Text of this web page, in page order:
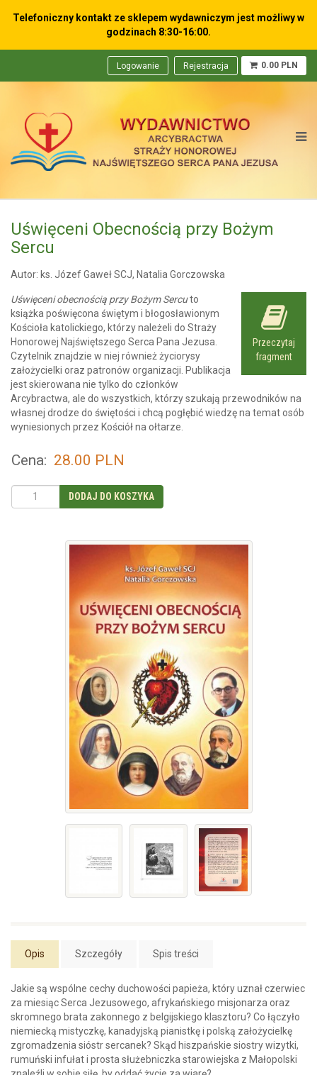
Telefoniczny kontakt ze sklepem wydawniczym jest możliwy w
godzinach 8:30-16:00.
Logowanie Rejestracja 0.00 PLN
Uświęceni Obecnością przy Bożym
Sercu
Autor: ks. Józef Gaweł SCJ, Natalia Gorczowska
Przeczytaj
fragment
Uświęceni obecnością przy Bożym Sercuto
książka poświęcona świętym i błogosławionym
Kościoła katolickiego, którzy należeli do Straży
Honorowej Najświętszego Serca Pana Jezusa.
Czytelnik znajdzie w niej również życiorysy
założycielki oraz patronów organizacji. Publikacja
jest skierowana nie tylko do członków
Arcybractwa, ale do wszystkich, którzy szukają przewodników na
własnej drodze do świętości i chcą pogłębić wiedzę na temat osób
wyniesionych przez Kościół na ołtarze.
Cena: 28.00 PLN
Opis Szczegóły Spis treści
Jakie są wspólne cechy duchowości papieża, który uznał czerwiec
za miesiąc Serca Jezusowego, afrykańskiego misjonarza oraz
skromnego brata zakonnego z belgijskiego klasztoru? Co łączyło
niemiecką mistyczkę, kanadyjską pianistkę i polską założycielkę
zgromadzenia sióstr sercanek? Skąd hiszpańskie siostry wizytki,
rumuński infułat i prosta służebniczka starowiejska z Małopolski